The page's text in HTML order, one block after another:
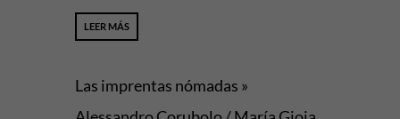
LEER MÁS
Las imprentas nómadas »